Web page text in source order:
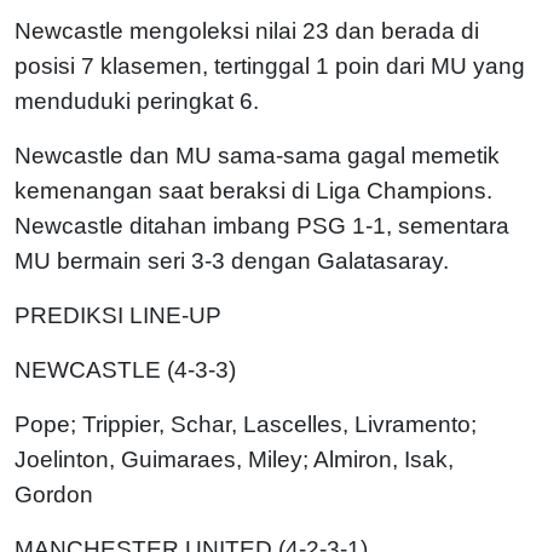
Newcastle mengoleksi nilai 23 dan berada di
posisi 7 klasemen, tertinggal 1 poin dari MU yang
menduduki peringkat 6.
Newcastle dan MU sama-sama gagal memetik
kemenangan saat beraksi di Liga Champions.
Newcastle ditahan imbang PSG 1-1, sementara
MU bermain seri 3-3 dengan Galatasaray.
PREDIKSI LINE-UP
NEWCASTLE (4-3-3)
Pope; Trippier, Schar, Lascelles, Livramento;
Joelinton, Guimaraes, Miley; Almiron, Isak,
Gordon